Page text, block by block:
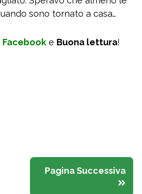
sono tornato a casa…
Facebook e Buona lettura!
Pagina Successiva